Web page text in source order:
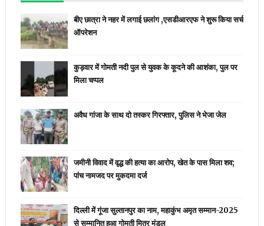
बीए छात्रा ने नहर में लगाई छलांग ,एसडीआरएफ ने शुरू किया सर्च
ऑपरेशन
कुड़वार में गोमती नदी पुल से युवक के कूदने की आशंका, पुल पर
मिला चप्पल
अवैध गांजा के साथ दो तस्कर गिरफ्तार, पुलिस ने भेजा जेल
जमीनी विवाद में वृद्ध की हत्या का आरोप, खेत के पास मिला शव;
पांच नामजद पर मुकदमा दर्ज
दिल्ली में गूंजा सुल्तानपुर का नाम, महाकुंभ अमृत सम्मान-2025
से सम्मानित हुआ गोमती मित्र मंडल